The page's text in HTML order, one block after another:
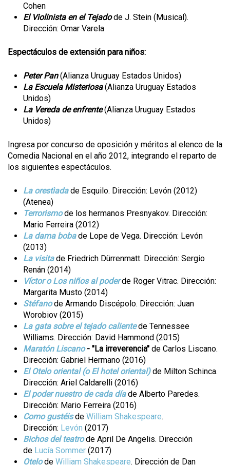
Cohen
El Violinista en el Tejadode J. Stein (Musical).
Dirección: Omar Varela
Espectáculos de extensión para niños:
Peter Pan(Alianza Uruguay Estados Unidos)
La Escuela Misteriosa(Alianza Uruguay Estados
Unidos)
La Vereda de enfrente(Alianza Uruguay Estados
Unidos)
Ingresa por concurso de oposición y méritos al elenco de la
Comedia Nacional en el año 2012, integrando el reparto de
los siguientes espectáculos.
La orestìada de Esquilo. Dirección: Levón (2012)
(Atenea)
Terrorismo de los hermanos Presnyakov. Dirección:
Mario Ferreira (2012)
La dama bobade Lope de Vega. Dirección: Levón
(2013)
La visitade Friedrich Dürrenmatt. Dirección: Sergio
Renán (2014)
Víctor o Los niños al poder de Roger Vitrac. Dirección:
Margarita Musto (2014)
Stéfanode Armando Discépolo. Dirección: Juan
Worobiov (2015)
La gata sobre el tejado calientede Tennessee
Williams. Dirección: David Hammond (2015)
Maratón Liscano- "La irreverencia" de Carlos Liscano.
Dirección: Gabriel Hermano (2016)
El Otelo oriental (o El hotel oriental)de Milton Schinca.
Dirección: Ariel Caldarelli (2016)
El poder nuestro de cada díade Alberto Paredes.
Dirección: Mario Ferreira (2016)
Como gustéisde William Shakespeare.
Dirección: Levón (2017)
Bichos del teatrode April De Angelis. Dirección
de Lucía Sommer (2017)
Otelode William Shakespeare. Dirección de Dan